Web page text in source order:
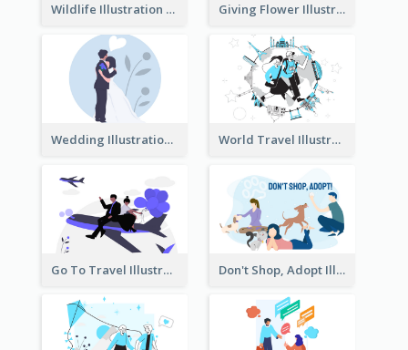
Wildlife Illustration Giving Flower Illustration
Wedding Illustration World Travel Illustration
Go To Travel Illustration Don't Shop, Adopt Illustration